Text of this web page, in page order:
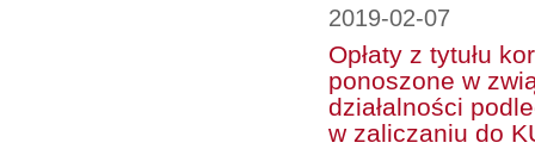
2019-02-07
Opłaty z tytułu
ponoszone w
działalności
w zaliczaniu do